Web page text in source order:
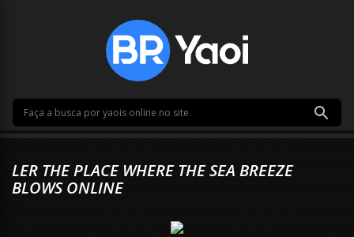
LER THE PLACE WHERE THE SEA BREEZE
BLOWS ONLINE